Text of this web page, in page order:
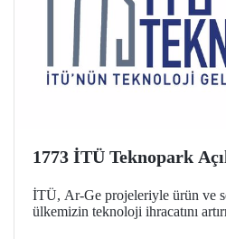
1773 İTÜ Teknopark
İTÜ, Ar-Ge projeleriyle ürün ve
ülkemizin teknoloji ihracatını